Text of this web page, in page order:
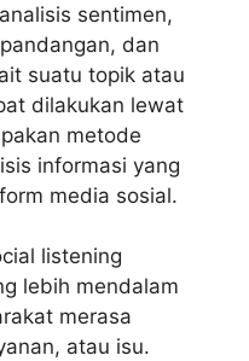
sentimen,
dan
suatu topik atau
dilakukan lewat
metode
informasi yang
media sosial.
listening
lebih mendalam
merasa
atau isu.